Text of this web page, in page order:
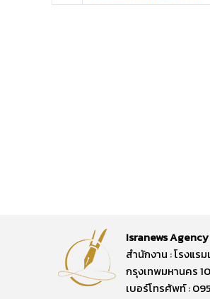
Isranews
สำนักงาน : โรงแร
กรุงเทพมหานคร
เบอร์โทรศัพท์ :